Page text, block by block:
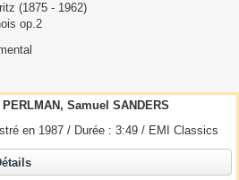
(1875 - 1962)
op.2
PERLMAN, Samuel SANDERS
en 1987 / Durée : 3:49 / EMI Classics